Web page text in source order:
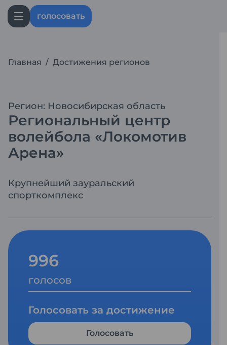
голосовать
Главная / Достижения регионов
Регион: Новосибирская область
Региональный центр
волейбола «Локомотив
Арена»
Крупнейший зауральский
спорткомплекс
996
голосов
Голосовать за достижение
Голосовать